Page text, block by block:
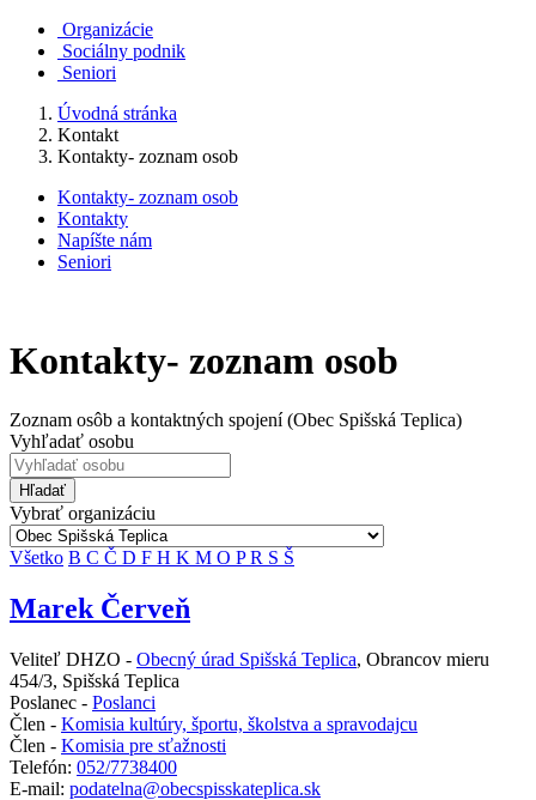
Organizácie
Sociálny podnik
Seniori
Úvodná stránka
Kontakt
Kontakty- zoznam osob
Kontakty- zoznam osob
Kontakty
Napíšte nám
Seniori
Kontakty- zoznam osob
Zoznam osôb a kontaktných spojení (Obec Spišská Teplica)
Vyhľadať osobu
Hľadať
Vybrať organizáciu
Všetko B C Č D F H K M O PR S Š
Marek Červeň
Veliteľ DHZO - Obecný úrad Spišská Teplica, Obrancov mieru
454/3, Spišská Teplica
Poslanec - Poslanci
Člen - Komisia kultúry, športu, školstva a spravodajcu
Člen - Komisia pre sťažnosti
Telefón: 052/7738400
E-mail: podatelna@obecspisskateplica.sk